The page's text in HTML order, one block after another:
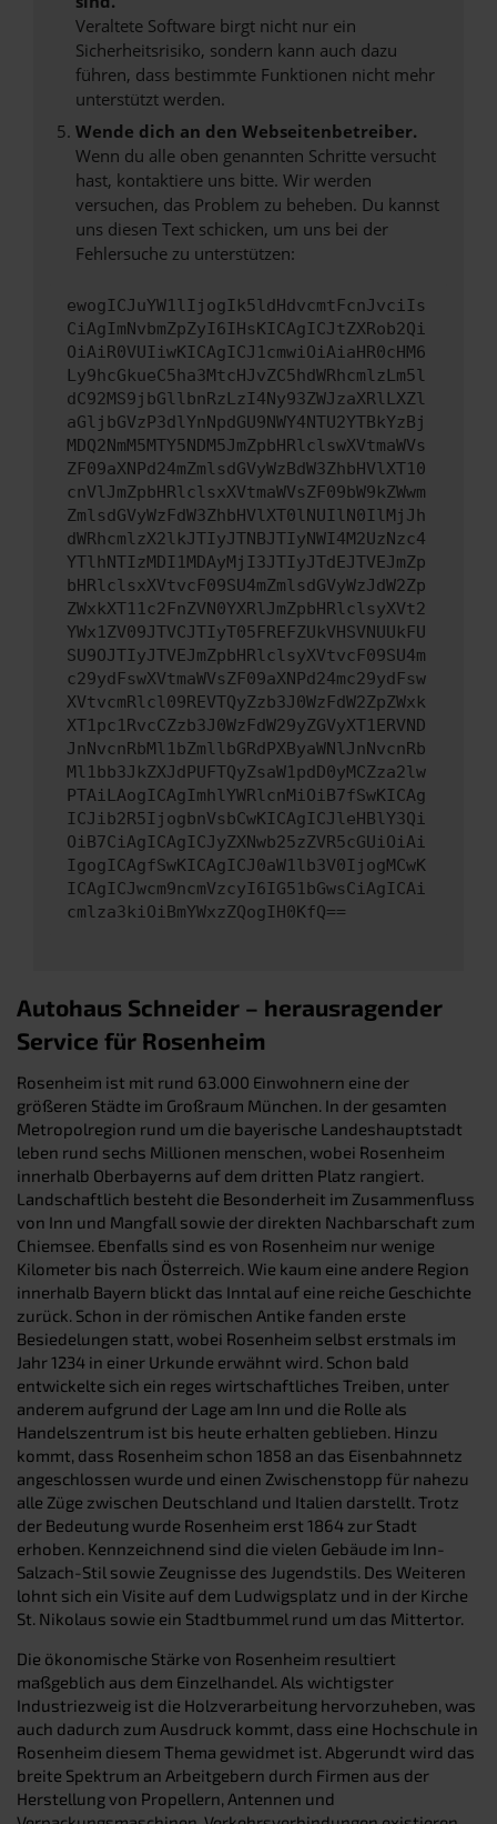
Veraltete Software birgt nicht nur ein
Sicherheitsrisiko, sondern kann auch dazu
führen, dass bestimmte Funktionen nicht mehr
unterstützt werden.
Wende dich an den Webseitenbetreiber.
Wenn du alle oben genannten Schritte versucht
hast, kontaktiere uns bitte. Wir werden
versuchen, das Problem zu beheben. Du kannst
uns diesen Text schicken, um uns bei der
Fehlersuche zu unterstützen:
ewogICJuYW1lIjogIk5ldHdvcmtFcnJvciIs
CiAgImNvbmZpZyI6IHsKICAgICJtZXRob2Qi
OiAiR0VUIiwKICAgICJ1cmwiOiAiaHR0cHM6
Ly9hcGkueC5ha3MtcHJvZC5hdWRhcmlzLm5l
dC92MS9jbGllbnRzLzI4Ny93ZWJzaXRlLXZl
aGljbGVzP3dlYnNpdGU9NWY4NTU2YTBkYzBj
MDQ2NmM5MTY5NDM5JmZpbHRlclswXVtmaWVs
ZF09aXNPd24mZmlsdGVyWzBdW3ZhbHVlXT10
cnVlJmZpbHRlclsxXVtmaWVsZF09bW9kZWwm
ZmlsdGVyWzFdW3ZhbHVlXT0lNUIlN0IlMjJh
dWRhcmlzX2lkJTIyJTNBJTIyNWI4M2UzNzc4
YTlhNTIzMDI1MDAyMjI3JTIyJTdEJTVEJmZp
bHRlclsxXVtvcF09SU4mZmlsdGVyWzJdW2Zp
ZWxkXT11c2FnZVN0YXRlJmZpbHRlclsyXVt2
YWx1ZV09JTVCJTIyT05FREFZUkVHSVNUUkFU
SU9OJTIyJTVEJmZpbHRlclsyXVtvcF09SU4m
c29ydFswXVtmaWVsZF09aXNPd24mc29ydFsw
XVtvcmRlcl09REVTQyZzb3J0WzFdW2ZpZWxk
XT1pc1RvcCZzb3J0WzFdW29yZGVyXT1ERVND
JnNvcnRbMl1bZmllbGRdPXByaWNlJnNvcnRb
Ml1bb3JkZXJdPUFTQyZsaW1pdD0yMCZza2lw
PTAiLAogICAgImhlYWRlcnMiOiB7fSwKICAg
ICJib2R5IjogbnVsbCwKICAgICJleHBlY3Qi
OiB7CiAgICAgICJyZXNwb25zZVR5cGUiOiAi
IgogICAgfSwKICAgICJ0aW1lb3V0IjogMCwK
ICAgICJwcm9ncmVzcyI6IG51bGwsCiAgICAi
cmlza3kiOiBmYWxzZQogIH0KfQ==
Autohaus Schneider – herausragender
Service für Rosenheim
Rosenheim ist mit rund 63.000 Einwohnern eine der
größeren Städte im Großraum München. In der gesamten
Metropolregion rund um die bayerische Landeshauptstadt
leben rund sechs Millionen menschen, wobei Rosenheim
innerhalb Oberbayerns auf dem dritten Platz rangiert.
Landschaftlich besteht die Besonderheit im Zusammenfluss
von Inn und Mangfall sowie der direkten Nachbarschaft zum
Chiemsee. Ebenfalls sind es von Rosenheim nur wenige
Kilometer bis nach Österreich. Wie kaum eine andere Region
innerhalb Bayern blickt das Inntal auf eine reiche Geschichte
zurück. Schon in der römischen Antike fanden erste
Besiedelungen statt, wobei Rosenheim selbst erstmals im
Jahr 1234 in einer Urkunde erwähnt wird. Schon bald
entwickelte sich ein reges wirtschaftliches Treiben, unter
anderem aufgrund der Lage am Inn und die Rolle als
Handelszentrum ist bis heute erhalten geblieben. Hinzu
kommt, dass Rosenheim schon 1858 an das Eisenbahnnetz
angeschlossen wurde und einen Zwischenstopp für nahezu
alle Züge zwischen Deutschland und Italien darstellt. Trotz
der Bedeutung wurde Rosenheim erst 1864 zur Stadt
erhoben. Kennzeichnend sind die vielen Gebäude im Inn-
Salzach-Stil sowie Zeugnisse des Jugendstils. Des Weiteren
lohnt sich ein Visite auf dem Ludwigsplatz und in der Kirche
St. Nikolaus sowie ein Stadtbummel rund um das Mittertor.
Die ökonomische Stärke von Rosenheim resultiert
maßgeblich aus dem Einzelhandel. Als wichtigster
Industriezweig ist die Holzverarbeitung hervorzuheben, was
auch dadurch zum Ausdruck kommt, dass eine Hochschule in
Rosenheim diesem Thema gewidmet ist. Abgerundt wird das
breite Spektrum an Arbeitgebern durch Firmen aus der
Herstellung von Propellern, Antennen und